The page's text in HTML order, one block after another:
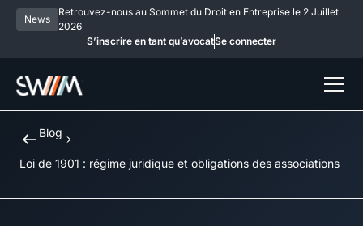
News
Retrouvez-nous au Sommet du Droit en Entreprise le 2 Juillet
2026
S’inscrire en tant qu’avocatSe connecter
Blog
Loi de 1901 : régime juridique et obligations des associations